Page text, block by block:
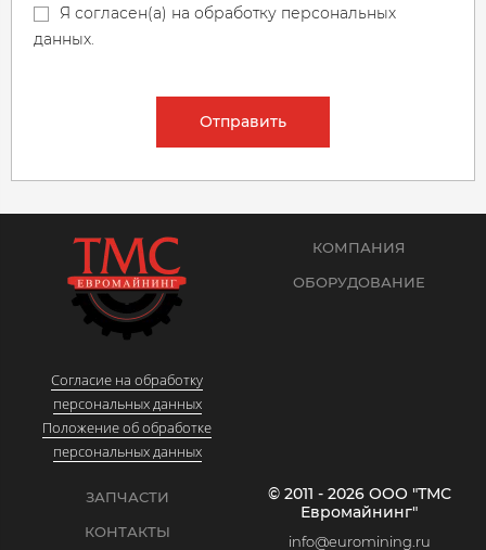
Я согласен(а) на обработку персональных
данных.
Отправить
Согласие на обработку
персональных данных
Положение об обработке
персональных данных
КОМПАНИЯ
ОБОРУДОВАНИЕ
ЗАПЧАСТИ
КОНТАКТЫ
© 2011 - 2026 ООО "ТМС
Евромайнинг"
info@euromining.ru